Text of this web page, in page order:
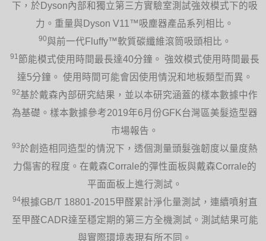
下，於Dyson內部和獨立第三方實驗室測試強效模式下的吸
力。重量與Dyson V11™吸塵器產品系列相比。
90與前一代Fluffy™軟質碳纖維滾筒吸頭相比。
91 節能模式使用時間最長達40分鐘。 強效模式使用時間最長
達5分鐘。 使用時間可能會因使用情況和地板類型而異。
92基於戴森內部研究結果，並以本研究涵蓋的樣本數據中作
為基礎。樣本數據參考2019年6月份GFK台灣區美髮造型器
市場報告。
93於創造相同造型的情況下，透個測量頭髮強韌度以量度熱
力傷害的程度。在戴森Corrale的彈性面板與戴森Corrale的
平面面板上進行測試。
94根據GB/T 18801-2015甲醛累計淨化量測試，連續噴射直
至甲醛CADR達至穩定期的第三方全機測試。測試結果可能
與實際環境表現有所不同。